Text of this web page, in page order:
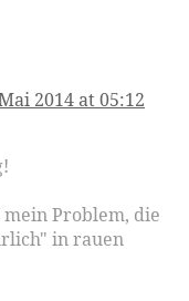
2014 at 05:12
Problem, die
in rauen